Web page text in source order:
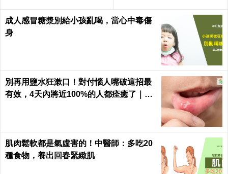
成人感冒糖漿別給小孩亂喝，當心中毒傷
身
別再用鹽水狂漱口！對付惱人嘴破這招最
有效，4天內將近100%的人都痊癒了｜每
肌肉鬆軟都是氣虛害的！中醫師：多吃20
種食物，養出回春緊緻肌